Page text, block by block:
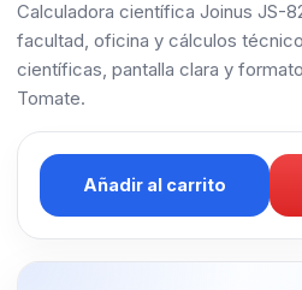
Calculadora científica Joinus JS-
facultad, oficina y cálculos
científicas, pantalla clara y
Tomate.
Añadir al carrito